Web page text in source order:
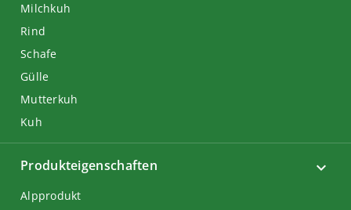
Milchkuh
Rind
Schafe
Gülle
Mutterkuh
Kuh
Produkteigenschaften
Alpprodukt